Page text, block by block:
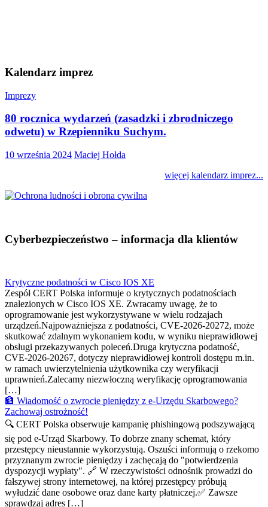
Kalendarz imprez
Imprezy
80 rocznica wydarzeń (zasadzki i zbrodniczego
odwetu) w Rzepienniku Suchym.
10 września 2024 Maciej Hołda
więcej kalendarz imprez...
Cyberbezpieczeństwo – informacja dla klientów
Krytyczne podatności w Cisco IOS XE
Zespół CERT Polska informuje o krytycznych podatnościach
znalezionych w Cisco IOS XE. Zwracamy uwagę, że to
oprogramowanie jest wykorzystywane w wielu rodzajach
urządzeń.Najpoważniejsza z podatności, CVE-2026-20272, może
skutkować zdalnym wykonaniem kodu, w wyniku nieprawidłowej
obsługi przekazywanych poleceń.Druga krytyczna podatność,
CVE-2026-20267, dotyczy nieprawidłowej kontroli dostępu m.in.
w ramach uwierzytelnienia użytkownika czy weryfikacji
uprawnień.Zalecamy niezwłoczną weryfikację oprogramowania
[…]
🏦 Wiadomość o zwrocie pieniędzy z e-Urzędu Skarbowego?
Zachowaj ostrożność!
🔍 CERT Polska obserwuje kampanię phishingową podszywającą
się pod e-Urząd Skarbowy. To dobrze znany schemat, który
przestępcy nieustannie wykorzystują. Oszuści informują o rzekomo
przyznanym zwrocie pieniędzy i zachęcają do "potwierdzenia
dyspozycji wypłaty". 🔗 W rzeczywistości odnośnik prowadzi do
fałszywej strony internetowej, na której przestępcy próbują
wyłudzić dane osobowe oraz dane karty płatniczej.✅ Zawsze
sprawdzaj adres […]